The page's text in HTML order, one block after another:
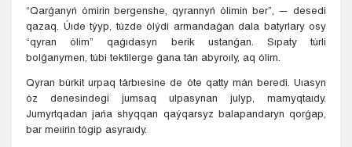
“Qarǵanyń ómirin bergenshe, qyrannyń ólimin ber”, — desedi
qazaq. Úıde týyp, túzde ólýdi armandaǵan dala batyrlary osy
“qyran ólim” qaǵıdasyn berik ustanǵan. Sıpaty túrli
bolǵanymen, túbi tektilerge ǵana tán abyroıly, aq ólim.
Qyran búrkit urpaq tárbıesine de óte qatty mán beredi. Uıasyn
óz denesindegi jumsaq ulpasynan julyp, mamyqtaıdy.
Jumyrtqadan jańa shyqqan qaýqarsyz balapandaryn qorǵap,
bar meıirin tógip asyraıdy.